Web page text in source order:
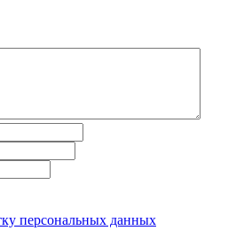
персональных данных